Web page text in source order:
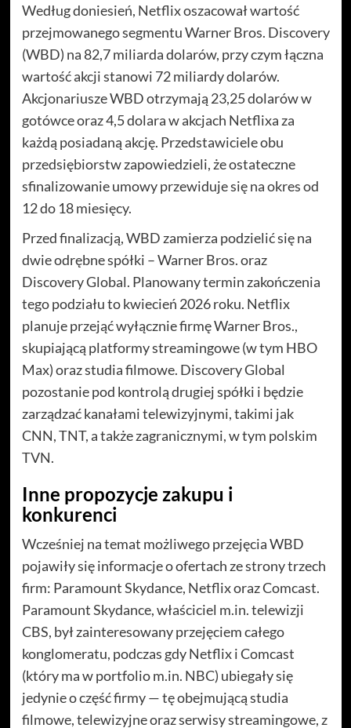
Według doniesień, Netflix oszacował wartość
przejmowanego segmentu Warner Bros. Discovery
(WBD) na 82,7 miliarda dolarów, przy czym łączna
wartość akcji stanowi 72 miliardy dolarów.
Akcjonariusze WBD otrzymają 23,25 dolarów w
gotówce oraz 4,5 dolara w akcjach Netflixa za
każdą posiadaną akcję. Przedstawiciele obu
przedsiębiorstw zapowiedzieli, że ostateczne
sfinalizowanie umowy przewiduje się na okres od
12 do 18 miesięcy.
Przed finalizacją, WBD zamierza podzielić się na
dwie odrębne spółki – Warner Bros. oraz
Discovery Global. Planowany termin zakończenia
tego podziału to kwiecień 2026 roku. Netflix
planuje przejąć wyłącznie firmę Warner Bros.,
skupiającą platformy streamingowe (w tym HBO
Max) oraz studia filmowe. Discovery Global
pozostanie pod kontrolą drugiej spółki i będzie
zarządzać kanałami telewizyjnymi, takimi jak
CNN, TNT, a także zagranicznymi, w tym polskim
TVN.
Inne propozycje zakupu i
konkurenci
Wcześniej na temat możliwego przejęcia WBD
pojawiły się informacje o ofertach ze strony trzech
firm: Paramount Skydance, Netflix oraz Comcast.
Paramount Skydance, właściciel m.in. telewizji
CBS, był zainteresowany przejęciem całego
konglomeratu, podczas gdy Netflix i Comcast
(który ma w portfolio m.in. NBC) ubiegały się
jedynie o część firmy — tę obejmującą studia
filmowe, telewizyjne oraz serwisy streamingowe, z